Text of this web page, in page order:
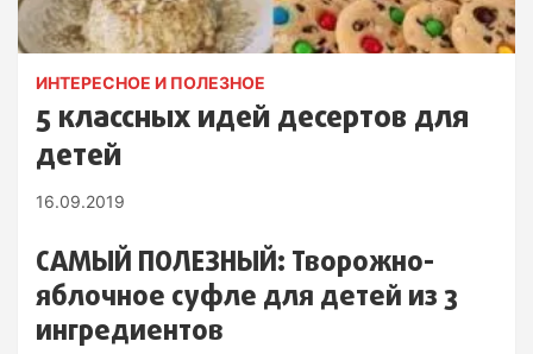
ИНТЕРЕСНОЕ И ПОЛЕЗНОЕ
5 классных идей десертов для
детей
16.09.2019
САМЫЙ ПОЛЕЗНЫЙ: Творожно-
яблочное суфле для детей из 3
ингредиентов